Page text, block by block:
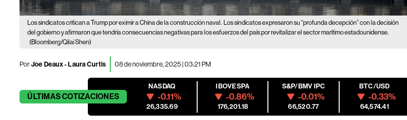
Los sindicatos critican a Trump por eximir a China de la construcción naval. Los sindicatos expresaron su “profunda decepción” con la decisión
del gobierno y afirmaron que tendría consecuencias negativas para los esfuerzos del país por revitalizar el sector marítimo estadounidense.
(Bloomberg/Qilai Shen)
PorJoe Deaux - Laura Curtis 08 de noviembre, 2025 | 03:21 PM
ÚLTIMASCOTIZACIONES
NASDAQ
-0.11%
26,335.69
IBOVESPA
-0.86%
176,201.18
S&P/BMV IPC
-0.01%
66,520.77
BTC/USD
-0.33%
64,574.41